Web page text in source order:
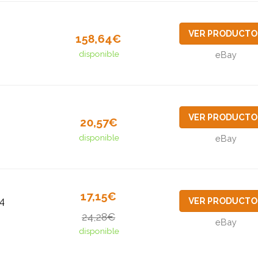
158,64€
disponible
VER PRODUCTO
eBay
20,57€
disponible
VER PRODUCTO
eBay
17,15€
24,28€
disponible
VER PRODUCTO
eBay